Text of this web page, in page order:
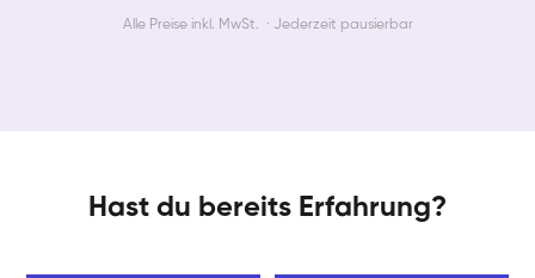
Alle Preise inkl. MwSt. · Jederzeit pausierbar
Hast du bereits Erfahrung?